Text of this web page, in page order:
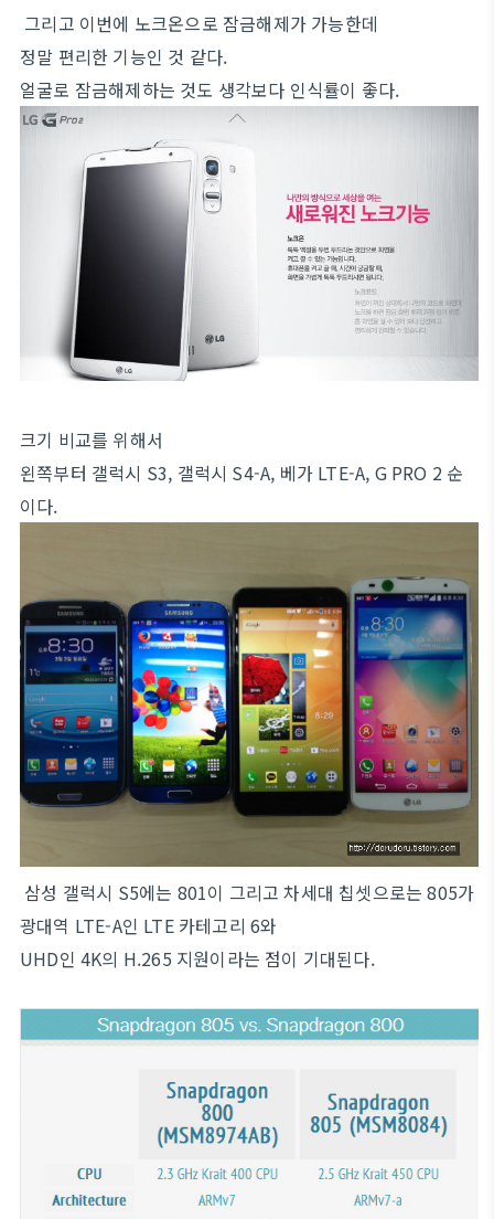
그리고 이번에 노크온으로 잠금해제가 가능한데
정말 편리한 기능인 것 같다.
얼굴로 잠금해제하는 것도 생각보다 인식률이 좋다.
크기 비교를 위해서
왼쪽부터 갤럭시 S3, 갤럭시 S4-A, 베가 LTE-A, G PRO 2 순
이다.
삼성 갤럭시 S5에는 801이 그리고 차세대 칩셋으로는 805가
광대역 LTE-A인 LTE 카테고리 6와
UHD인 4K의 H.265 지원이라는 점이 기대된다.